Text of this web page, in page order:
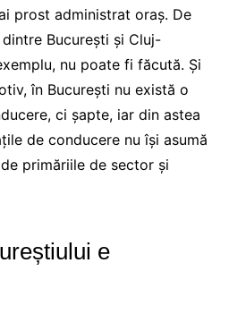
prost administrat oraș. De
București și Cluj-
nu poate fi făcută. Și
în București nu există o
ci șapte, iar din astea
de conducere nu își asumă
primăriile de sector și
e